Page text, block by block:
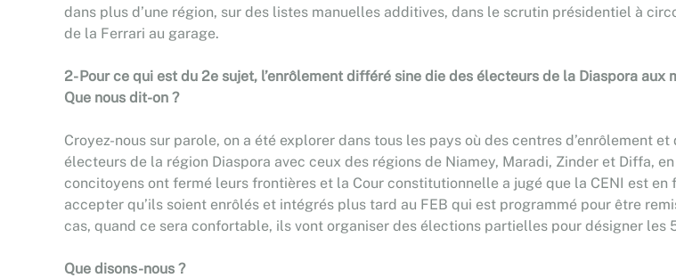
dans plus d’une région, sur des listes manuelles additives, dans le scrutin présidentiel à
de la Ferrari au garage.
2- Pour ce qui est du 2e sujet, l’enrôlement différé sine die des électeurs de la Diaspora aux
Que nous dit-on ?
Croyez-nous sur parole, on a été explorer dans tous les pays où des centres d’enrôlement
électeurs de la région Diaspora avec ceux des régions de Niamey, Maradi, Zinder et Diffa,
concitoyens ont fermé leurs frontières et la Cour constitutionnelle a jugé que la CENI est en
accepter qu’ils soient enrôlés et intégrés plus tard au FEB qui est programmé pour être
cas, quand ce sera confortable, ils vont organiser des élections partielles pour désigner les
Que disons-nous ?